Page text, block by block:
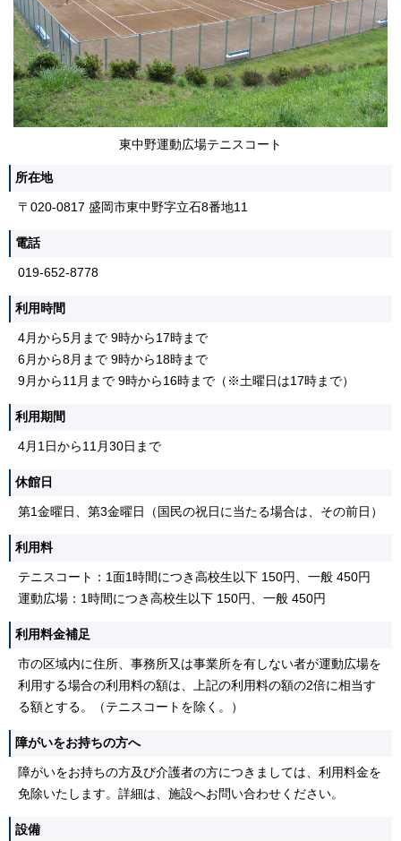
東中野運動広場テニスコート
所在地
〒020-0817 盛岡市東中野字立石8番地11
電話
019-652-8778
利用時間
4月から5月まで 9時から17時まで
6月から8月まで 9時から18時まで
9月から11月まで 9時から16時まで（※土曜日は17時まで）
利用期間
4月1日から11月30日まで
休館日
第1金曜日、第3金曜日（国民の祝日に当たる場合は、その前日）
利用料
テニスコート：1面1時間につき高校生以下 150円、一般 450円
運動広場：1時間につき高校生以下 150円、一般 450円
利用料金補足
市の区域内に住所、事務所又は事業所を有しない者が運動広場を
利用する場合の利用料の額は、上記の利用料の額の2倍に相当す
る額とする。（テニスコートを除く。）
障がいをお持ちの方へ
障がいをお持ちの方及び介護者の方につきましては、利用料金を
免除いたします。詳細は、施設へお問い合わせください。
設備